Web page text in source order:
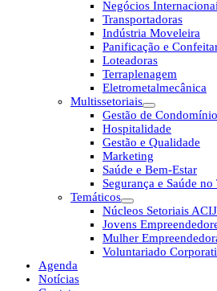
Negócios
Transportadoras
Indústria Moveleira
Panificação e
Loteadoras
Terraplenagem
Eletrometalmecânica
Multissetoriais
Gestão de
Hospitalidade
Gestão e Qualidade
Marketing
Saúde e Bem-Estar
Segurança e Saúde no
Temáticos
Núcleos Setoriais
Jovens
Mulher
Voluntariado
Agenda
Notícias